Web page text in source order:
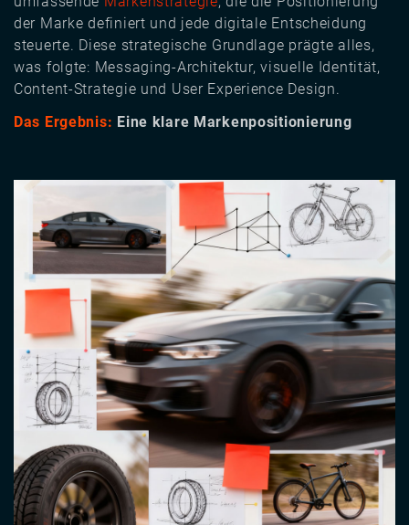
der Marke definiert und jede digitale Entscheidung
steuerte. Diese strategische Grundlage prägte alles,
was folgte: Messaging-Architektur, visuelle Identität,
Content-Strategie und User Experience Design.
Das Ergebnis: Eine klare Markenpositionierung
Image